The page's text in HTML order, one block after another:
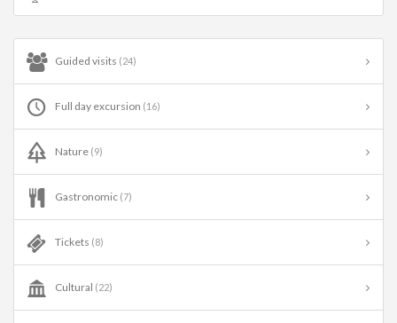
Guided visits (24)
Full day excursion (16)
Nature (9)
Gastronomic (7)
Tickets (8)
Cultural (22)